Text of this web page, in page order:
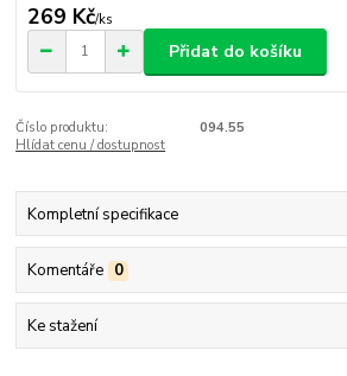
269 Kč/ks
Přidat do košíku
Číslo produktu:
094.55
Hlídat cenu / dostupnost
Kompletní specifikace
Komentáře 0
Ke stažení